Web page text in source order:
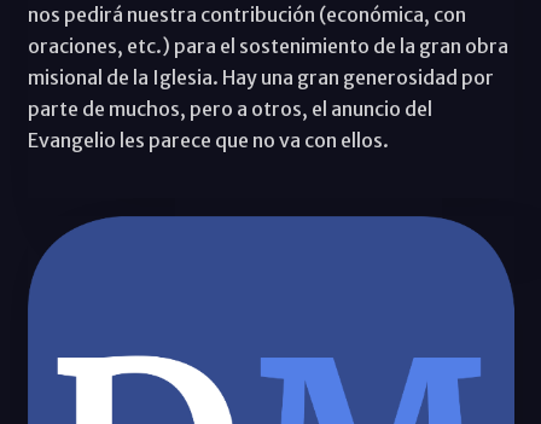
nos pedirá nuestra contribución (económica, con
oraciones, etc.) para el sostenimiento de la gran obra
misional de la Iglesia. Hay una gran generosidad por
parte de muchos, pero a otros, el anuncio del
Evangelio les parece que no va con ellos.